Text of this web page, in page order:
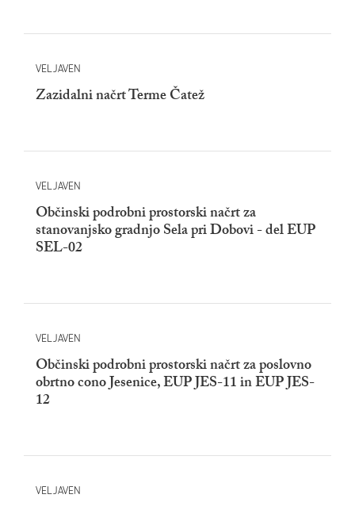
VELJAVEN
Zazidalni načrt Terme Čatež
VELJAVEN
Občinski podrobni prostorski načrt za
stanovanjsko gradnjo Sela pri Dobovi - del EUP
SEL-02
VELJAVEN
Občinski podrobni prostorski načrt za poslovno
obrtno cono Jesenice, EUP JES-11 in EUP JES-
12
VELJAVEN